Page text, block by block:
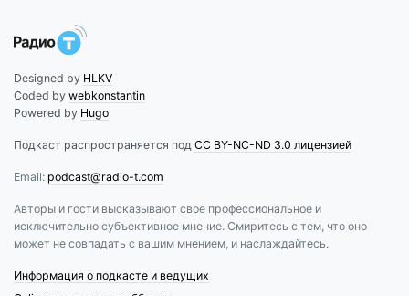
Designed by HLKV
Coded by webkonstantin
Powered by Hugo
Подкаст распространяется под CC BY-NC-ND 3.0 лицензией
Email: podcast@radio-t.com
Авторы и гости высказывают свое профессиональное и
исключительно субъективное мнение. Смиритесь с тем, что оно
может не совпадать с вашим мнением, и наслаждайтесь.
Информация о подкасте и ведущих